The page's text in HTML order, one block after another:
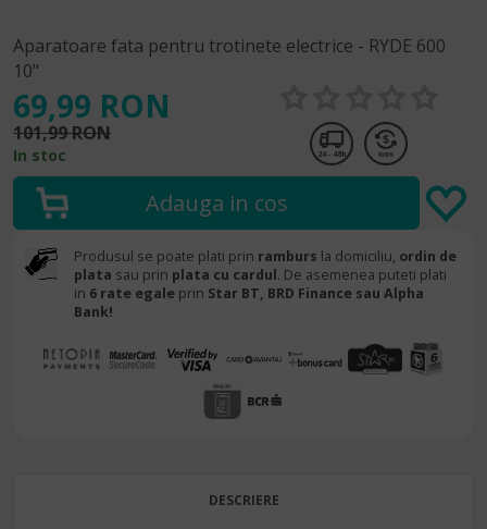
Aparatoare fata pentru trotinete electrice - RYDE 600
10"
69,99 RON
101,99 RON
In stoc 24 - 48h
Produsul se poate plati prin ramburs la domiciliu, ordin de
plata sau prin plata cu cardul. De asemenea puteti plati
in 6 rate egale prin Star BT, BRD Finance sau Alpha
Bank!
DESCRIERE